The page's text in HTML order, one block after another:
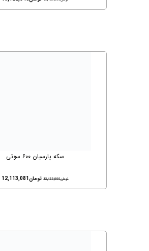
سکه پارسیان ۶۰۰ سوتی
تومان12,489,000 تومان12,113,081